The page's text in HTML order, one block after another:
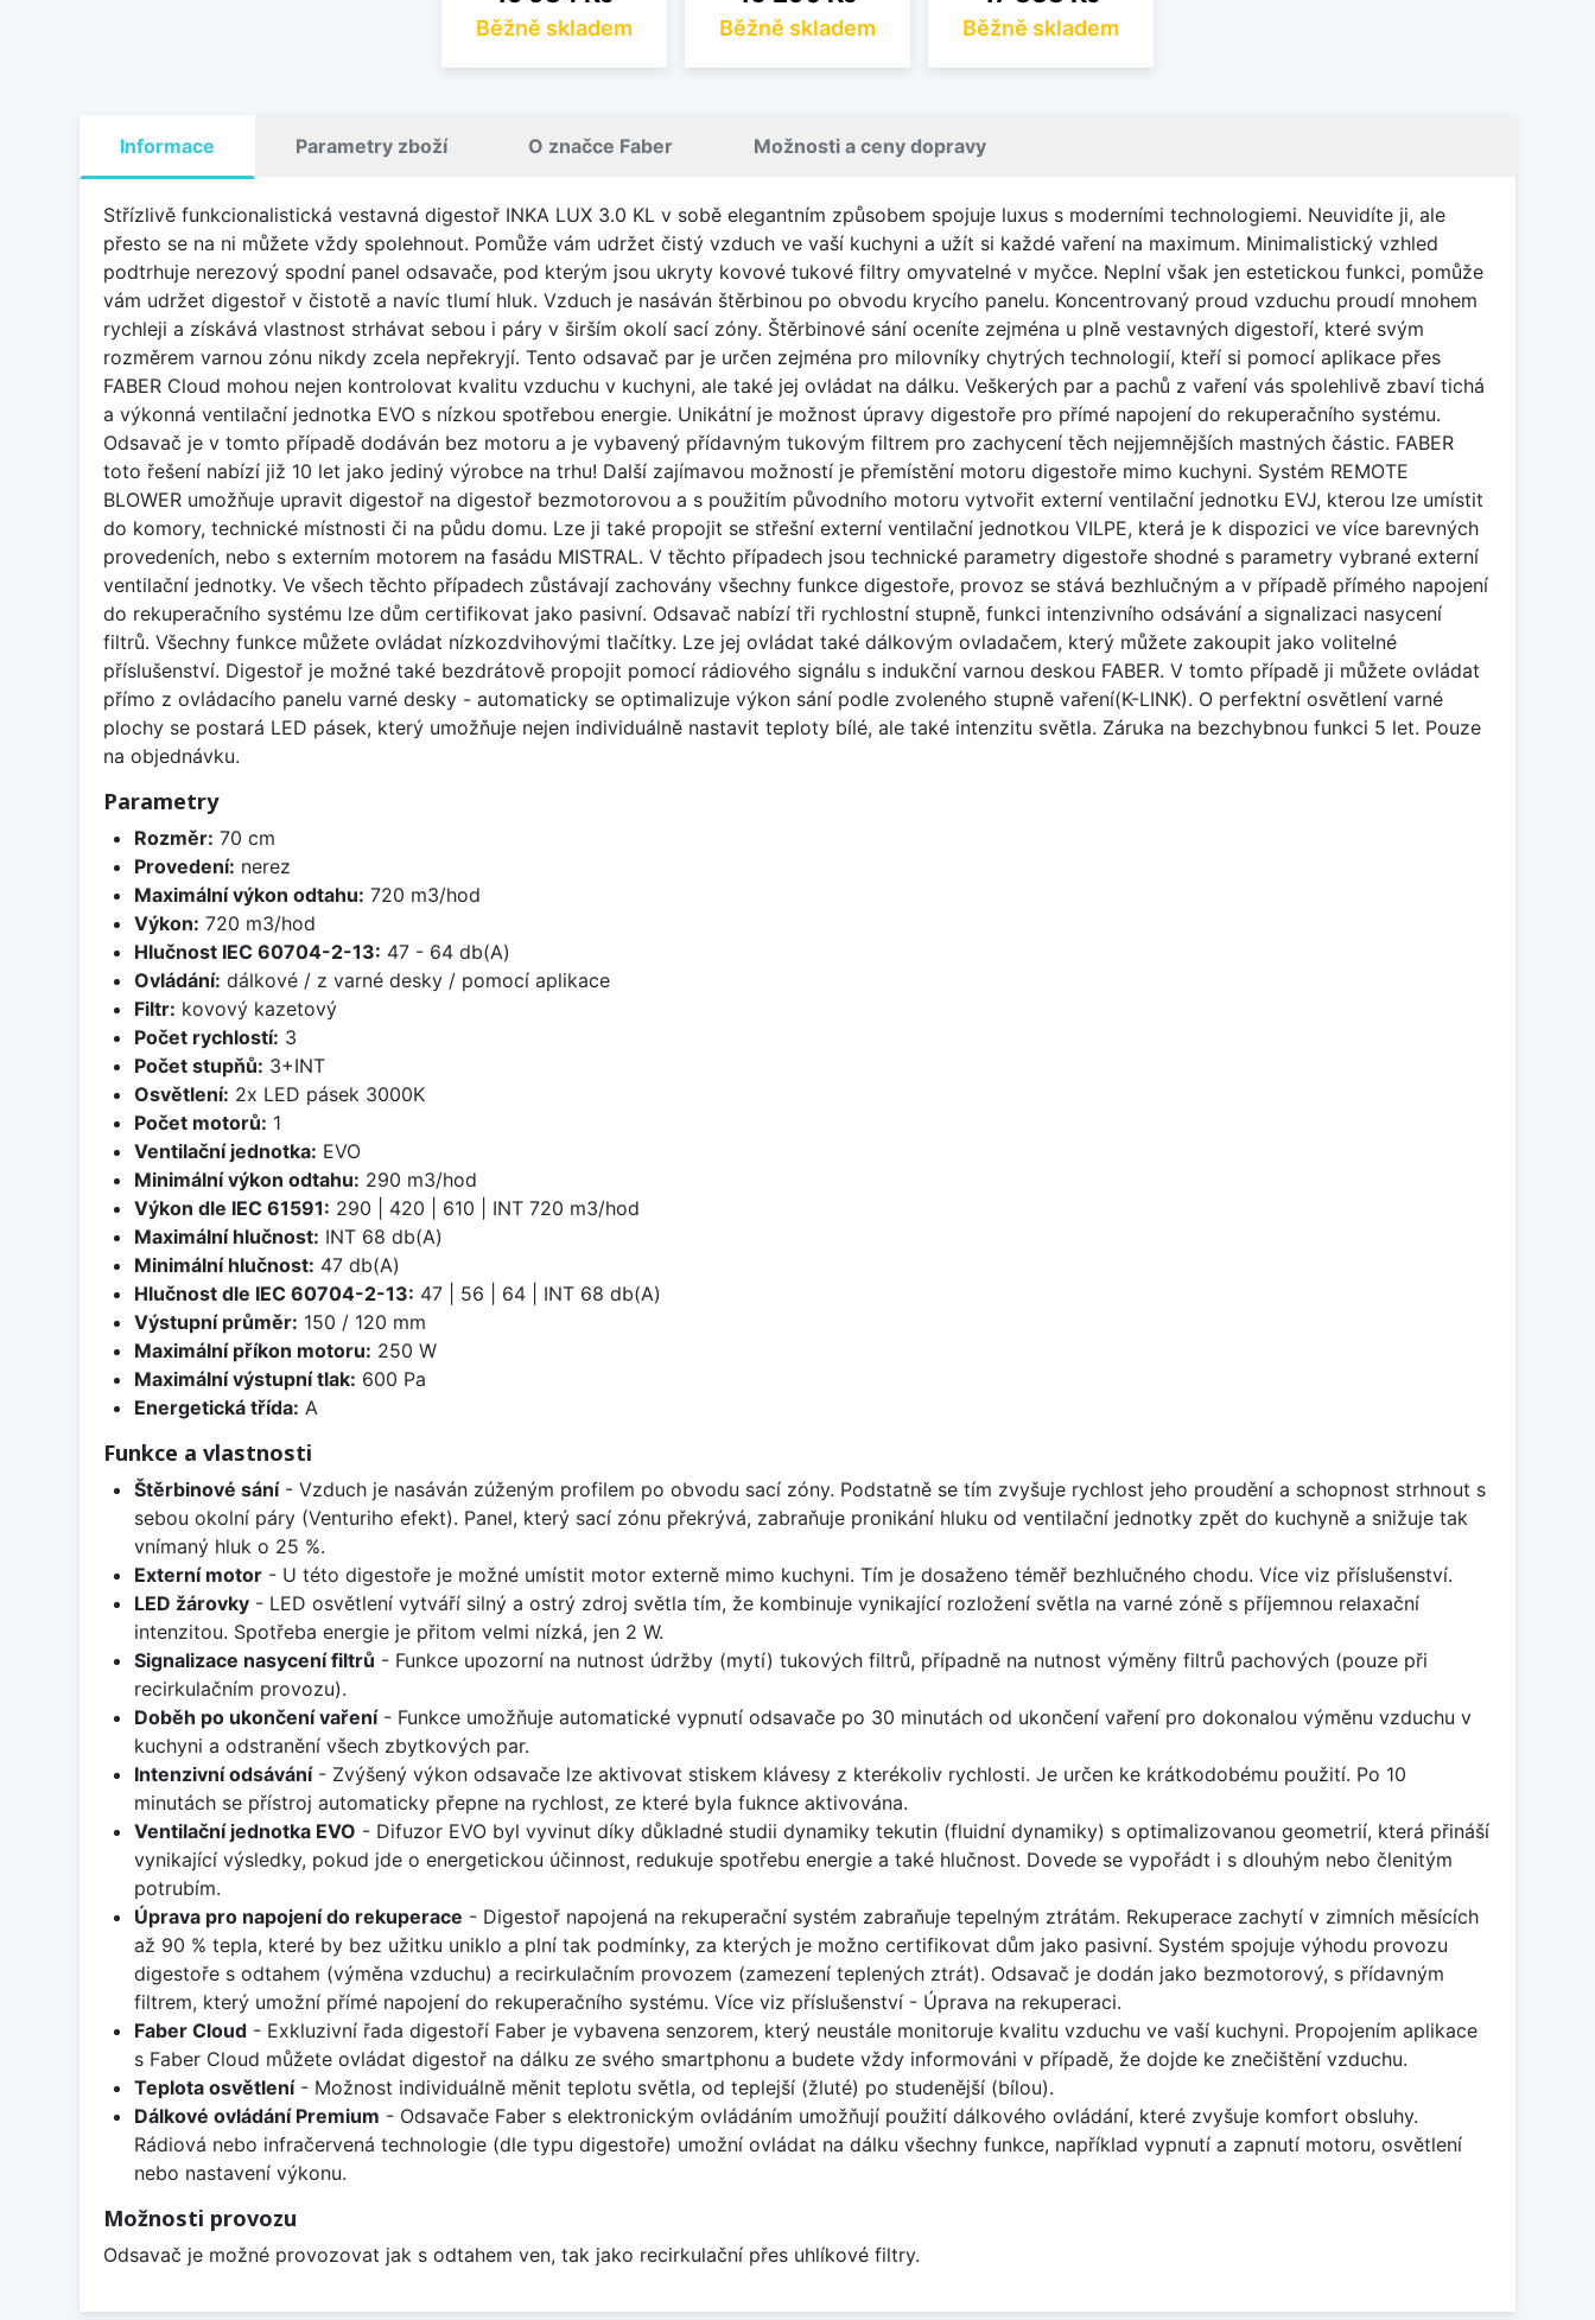
Běžně skladem Běžně skladem Běžně skladem
Informace Parametry zboží O značce Faber Možnosti a ceny dopravy
Střízlivě funkcionalistická vestavná digestoř INKA LUX 3.0 KL v sobě elegantním způsobem spojuje luxus s moderními technologiemi. Neuvidíte ji, ale
přesto se na ni můžete vždy spolehnout. Pomůže vám udržet čistý vzduch ve vaší kuchyni a užít si každé vaření na maximum. Minimalistický vzhled
podtrhuje nerezový spodní panel odsavače, pod kterým jsou ukryty kovové tukové filtry omyvatelné v myčce. Neplní však jen estetickou funkci, pomůže
vám udržet digestoř v čistotě a navíc tlumí hluk. Vzduch je nasáván štěrbinou po obvodu krycího panelu. Koncentrovaný proud vzduchu proudí mnohem
rychleji a získává vlastnost strhávat sebou i páry v širším okolí sací zóny. Štěrbinové sání oceníte zejména u plně vestavných digestoří, které svým
rozměrem varnou zónu nikdy zcela nepřekryjí. Tento odsavač par je určen zejména pro milovníky chytrých technologií, kteří si pomocí aplikace přes
FABER Cloud mohou nejen kontrolovat kvalitu vzduchu v kuchyni, ale také jej ovládat na dálku. Veškerých par a pachů z vaření vás spolehlivě zbaví tichá
a výkonná ventilační jednotka EVO s nízkou spotřebou energie. Unikátní je možnost úpravy digestoře pro přímé napojení do rekuperačního systému.
Odsavač je v tomto případě dodáván bez motoru a je vybavený přídavným tukovým filtrem pro zachycení těch nejjemnějších mastných částic. FABER
toto řešení nabízí již 10 let jako jediný výrobce na trhu! Další zajímavou možností je přemístění motoru digestoře mimo kuchyni. Systém REMOTE
BLOWER umožňuje upravit digestoř na digestoř bezmotorovou a s použitím původního motoru vytvořit externí ventilační jednotku EVJ, kterou lze umístit
do komory, technické místnosti či na půdu domu. Lze ji také propojit se střešní externí ventilační jednotkou VILPE, která je k dispozici ve více barevných
provedeních, nebo s externím motorem na fasádu MISTRAL. V těchto případech jsou technické parametry digestoře shodné s parametry vybrané externí
ventilační jednotky. Ve všech těchto případech zůstávají zachovány všechny funkce digestoře, provoz se stává bezhlučným a v případě přímého napojení
do rekuperačního systému lze dům certifikovat jako pasivní. Odsavač nabízí tři rychlostní stupně, funkci intenzivního odsávání a signalizaci nasycení
filtrů. Všechny funkce můžete ovládat nízkozdvihovými tlačítky. Lze jej ovládat také dálkovým ovladačem, který můžete zakoupit jako volitelné
příslušenství. Digestoř je možné také bezdrátově propojit pomocí rádiového signálu s indukční varnou deskou FABER. V tomto případě ji můžete ovládat
přímo z ovládacího panelu varné desky - automaticky se optimalizuje výkon sání podle zvoleného stupně vaření(K-LINK). O perfektní osvětlení varné
plochy se postará LED pásek, který umožňuje nejen individuálně nastavit teploty bílé, ale také intenzitu světla. Záruka na bezchybnou funkci 5 let. Pouze
na objednávku.
Parametry
Rozměr: 70 cm
Provedení: nerez
Maximální výkon odtahu: 720 m3/hod
Výkon: 720 m3/hod
Hlučnost IEC 60704-2-13: 47 - 64 db(A)
Ovládání: dálkové / z varné desky / pomocí aplikace
Filtr: kovový kazetový
Počet rychlostí: 3
Počet stupňů: 3+INT
Osvětlení: 2x LED pásek 3000K
Počet motorů: 1
Ventilační jednotka: EVO
Minimální výkon odtahu: 290 m3/hod
Výkon dle IEC 61591: 290 | 420 | 610 | INT 720 m3/hod
Maximální hlučnost: INT 68 db(A)
Minimální hlučnost: 47 db(A)
Hlučnost dle IEC 60704-2-13: 47 | 56 | 64 | INT 68 db(A)
Výstupní průměr: 150 / 120 mm
Maximální příkon motoru: 250 W
Maximální výstupní tlak: 600 Pa
Energetická třída: A
Funkce a vlastnosti
Štěrbinové sání- Vzduch je nasáván zúženým profilem po obvodu sací zóny. Podstatně se tím zvyšuje rychlost jeho proudění a schopnost strhnout s
sebou okolní páry (Venturiho efekt). Panel, který sací zónu překrývá, zabraňuje pronikání hluku od ventilační jednotky zpět do kuchyně a snižuje tak
vnímaný hluk o 25 %.
Externí motor- U této digestoře je možné umístit motor externě mimo kuchyni. Tím je dosaženo téměř bezhlučného chodu. Více viz příslušenství.
LED žárovky- LED osvětlení vytváří silný a ostrý zdroj světla tím, že kombinuje vynikající rozložení světla na varné zóně s příjemnou relaxační
intenzitou. Spotřeba energie je přitom velmi nízká, jen 2 W.
Signalizace nasycení filtrů - Funkce upozorní na nutnost údržby (mytí) tukových filtrů, případně na nutnost výměny filtrů pachových (pouze při
recirkulačním provozu).
Doběh po ukončení vaření- Funkce umožňuje automatické vypnutí odsavače po 30 minutách od ukončení vaření pro dokonalou výměnu vzduchu v
kuchyni a odstranění všech zbytkových par.
Intenzivní odsávání- Zvýšený výkon odsavače lze aktivovat stiskem klávesy z kterékoliv rychlosti. Je určen ke krátkodobému použití. Po 10
minutách se přístroj automaticky přepne na rychlost, ze které byla fuknce aktivována.
Ventilační jednotka EVO - Difuzor EVO byl vyvinut díky důkladné studii dynamiky tekutin (fluidní dynamiky) s optimalizovanou geometrií, která přináší
vynikající výsledky, pokud jde o energetickou účinnost, redukuje spotřebu energie a také hlučnost. Dovede se vypořádt i s dlouhým nebo členitým
potrubím.
Úprava pro napojení do rekuperace - Digestoř napojená na rekuperační systém zabraňuje tepelným ztrátám. Rekuperace zachytí v zimních měsících
až 90 % tepla, které by bez užitku uniklo a plní tak podmínky, za kterých je možno certifikovat dům jako pasivní. Systém spojuje výhodu provozu
digestoře s odtahem (výměna vzduchu) a recirkulačním provozem (zamezení teplených ztrát). Odsavač je dodán jako bezmotorový, s přídavným
filtrem, který umožní přímé napojení do rekuperačního systému. Více viz příslušenství - Úprava na rekuperaci.
Faber Cloud- Exkluzivní řada digestoří Faber je vybavena senzorem, který neustále monitoruje kvalitu vzduchu ve vaší kuchyni. Propojením aplikace
s Faber Cloud můžete ovládat digestoř na dálku ze svého smartphonu a budete vždy informováni v případě, že dojde ke znečištění vzduchu.
Teplota osvětlení- Možnost individuálně měnit teplotu světla, od teplejší (žluté) po studenější (bílou).
Dálkové ovládání Premium - Odsavače Faber s elektronickým ovládáním umožňují použití dálkového ovládání, které zvyšuje komfort obsluhy.
Rádiová nebo infračervená technologie (dle typu digestoře) umožní ovládat na dálku všechny funkce, například vypnutí a zapnutí motoru, osvětlení
nebo nastavení výkonu.
Možnosti provozu
Odsavač je možné provozovat jak s odtahem ven, tak jako recirkulační přes uhlíkové filtry.